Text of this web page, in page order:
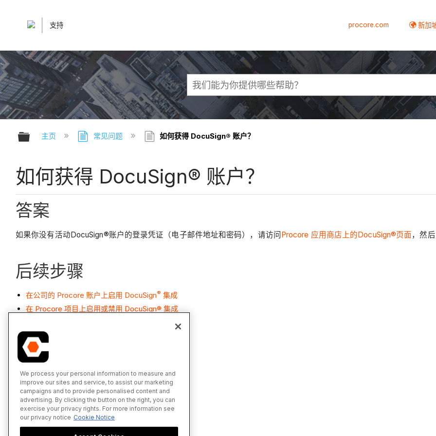
支持 procore.com 新加
扩展/隐缩全局层次
主页 常见问题 如何获得 DocuSign® 账户？
如何获得 DocuSign® 账户？
答案
如果你没有活动DocuSign®账户的登录凭证（电子邮件地址和密码），请访问 Procore 应用商店上的DocuSign®页面，然
后续步骤
在公司的 Procore 账户上启用 DocuSign® 集成
在 Procore 项目上启用或禁用 DocuSign® 集成
另请参阅
DocuSign®
We process your personal information to measure and
improve our sites and service, to assist our marketing
campaigns and to provide personalised content and
advertising. By clicking the button on the right, you can
exercise your privacy rights. For more information see
our privacy notice Cookie Notice